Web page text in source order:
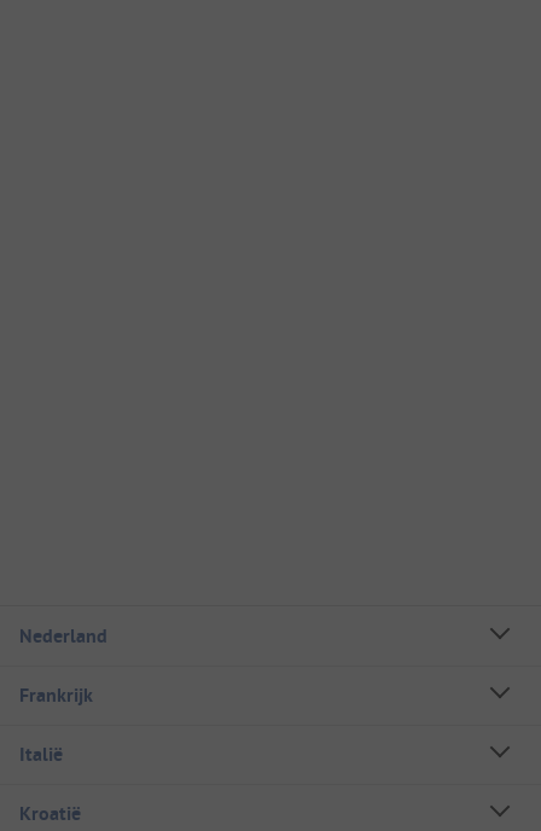
Nederland
Frankrijk
Italië
Kroatië